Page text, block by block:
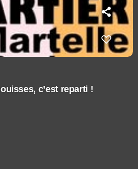
c’est reparti !